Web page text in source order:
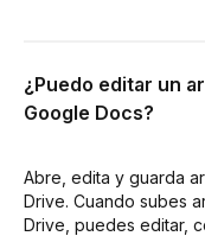
¿Puedo editar un
Google Docs?
Abre, edita y guarda
Drive. Cuando subes
Drive, puedes editar,